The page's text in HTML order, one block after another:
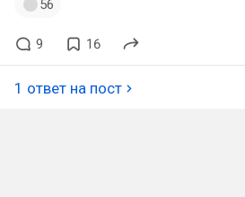
56
9 16
1 ответ на пост